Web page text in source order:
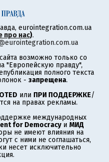
eurointegration.com.ua
про нас).
возможно только со
"Европейскую правду",
полного текста
- запрещена.
или ПРИ ПОДДЕРЖКЕ/
на правах рекламы.
международных
for Democracyи МИД
не имеют влияния на
с ними не соглашаться,
несет исключительно